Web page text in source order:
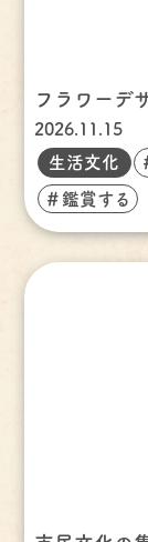
フラワーデ
2026.11.15
生活文化
＃鑑賞する